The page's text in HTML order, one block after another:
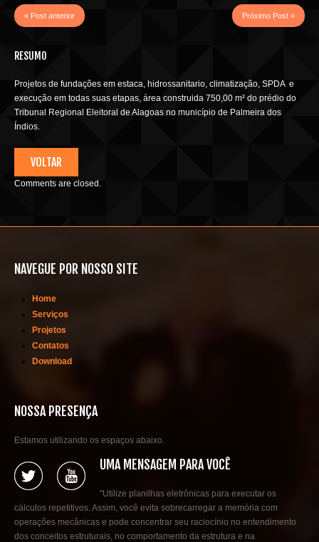
« Post anterior Próximo Post »
RESUMO
Projetos de fundações em estaca, hidrossanitario, climatização, SPDA e
execução em todas suas etapas, área construida 750,00 m² do prédio do
Tribunal Regional Eleitoral de Alagoas no município de Palmeira dos
Índios.
VOLTAR
Comments are closed.
NAVEGUE POR NOSSO SITE
Home
Serviços
Projetos
Contatos
Download
NOSSA PRESENÇA
Estamos utilizando os espaços abaixo.
UMA MENSAGEM PARA VOCÊ
"Utilize planilhas eletrônicas para executar os
cálculos repetitivos. Assim, você evita sobrecarregar a memória com
operações mecânicas e pode concentrar seu raciocínio no entendimento
dos conceitos estruturais, no comportamento da estrutura e na